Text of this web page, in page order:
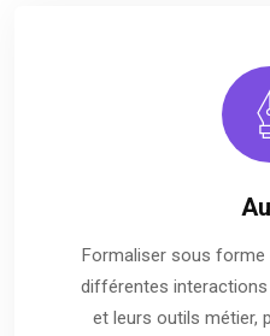
Formaliser sous forme
différentes
et leurs outils métier,